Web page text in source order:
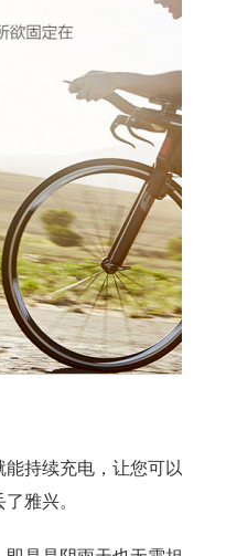
能持续充电，让您可以边
雅兴。